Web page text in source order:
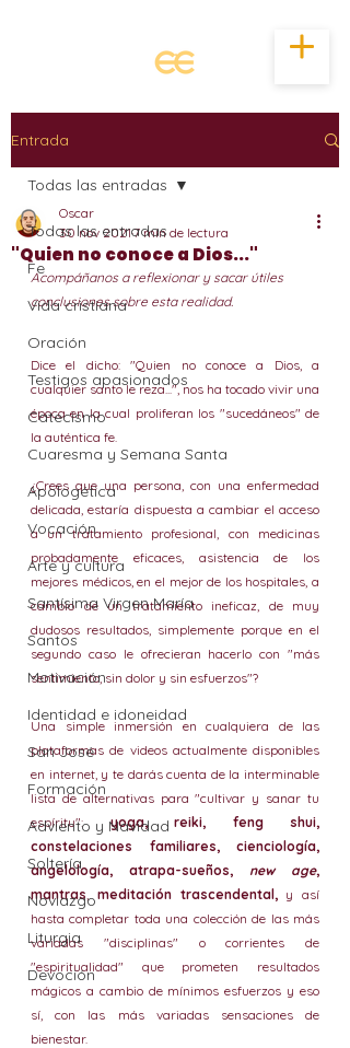
Entrada
Todas las entradas
Fe
Vida cristiana
Oración
Testigos apasionados
Catecismo
Cuaresma y Semana Santa
Apologética
Vocación
Arte y cultura
Santísima Virgen María
Santos
Motivación
Identidad e idoneidad
San José
Formación
Adviento y Navidad
Soltería
Noviazgo
Liturgia
Devoción
Todas las entradas
"Quien no conoce a Dios..."
Oscar
30 nov 2021 7 min de lectura
Acompáñanos a reflexionar y sacar útiles
conclusiones sobre esta realidad.
Dice el dicho: "Quien no conoce a Dios, a
cualquier santo le reza...", nos ha tocado vivir una
época en la cual proliferan los "sucedáneos" de
la auténtica fe.
¿Crees que una persona, con una enfermedad
delicada, estaría dispuesta a cambiar el acceso
a un tratamiento profesional, con medicinas
probadamente eficaces, asistencia de los
mejores médicos, en el mejor de los hospitales, a
cambio de un tratamiento ineficaz, de muy
dudosos resultados, simplemente porque en el
segundo caso le ofrecieran hacerlo con "más
sentimiento, sin dolor y sin esfuerzos"?
Una simple inmersión en cualquiera de las
plataformas de videos actualmente disponibles
en internet, y te darás cuenta de la interminable
lista de alternativas para "cultivar y sanar tu
espíritu": yoga, reiki, feng shui,
constelaciones familiares, cienciología,
angelología, atrapa-sueños, new age,
mantras, meditación trascendental, y así
hasta completar toda una colección de las más
variadas "disciplinas" o corrientes de
"espiritualidad" que prometen resultados
mágicos a cambio de mínimos esfuerzos y eso
sí, con las más variadas sensaciones de
bienestar.